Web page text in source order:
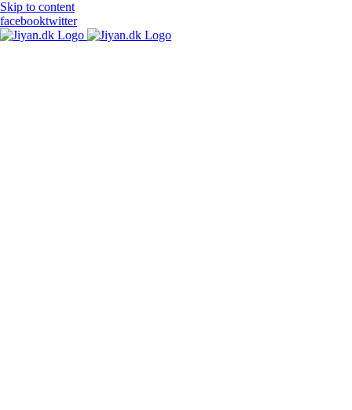
Skip to content
facebooktwitter